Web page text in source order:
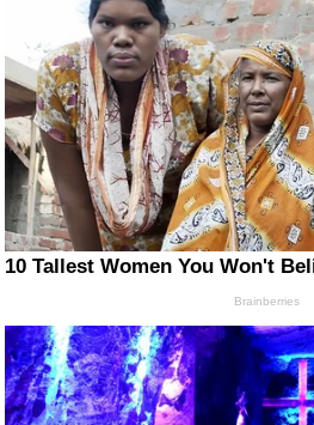
10 Tallest Women You Won't
Brainberries